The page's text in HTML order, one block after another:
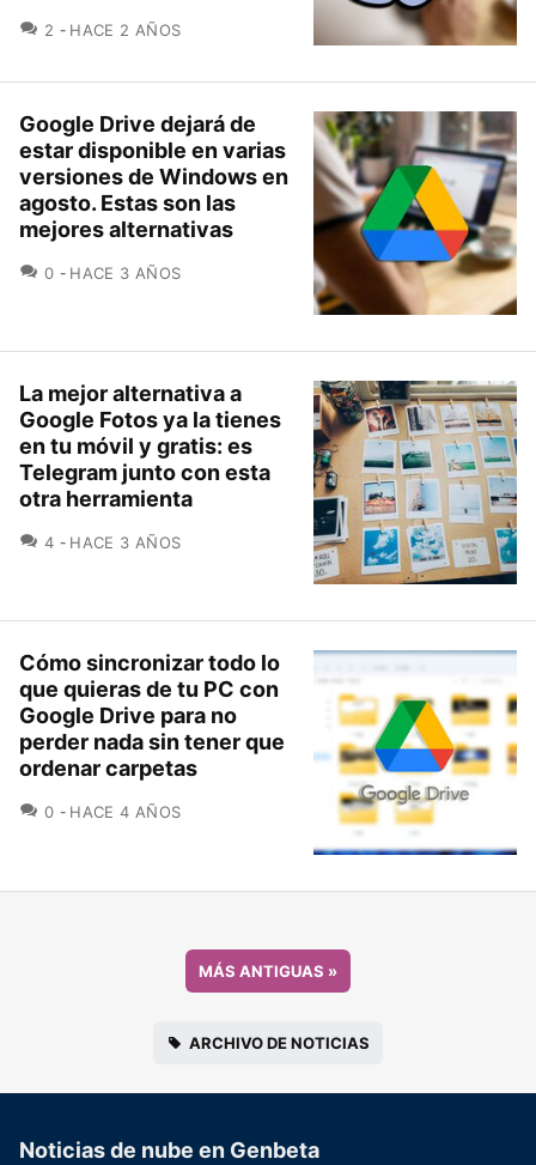
2 COMENTARIOS
HACE 2 AÑOS
Google Drive dejará de
estar disponible en varias
versiones de Windows en
agosto. Estas son las
mejores alternativas
0 COMENTARIOS
HACE 3 AÑOS
La mejor alternativa a
Google Fotos ya la tienes
en tu móvil y gratis: es
Telegram junto con esta
otra herramienta
4 COMENTARIOS
HACE 3 AÑOS
Cómo sincronizar todo lo
que quieras de tu PC con
Google Drive para no
perder nada sin tener que
ordenar carpetas
0 COMENTARIOS
HACE 4 AÑOS
MÁS ANTIGUAS »
ARCHIVO DE NOTICIAS
Noticias de nube en Genbeta